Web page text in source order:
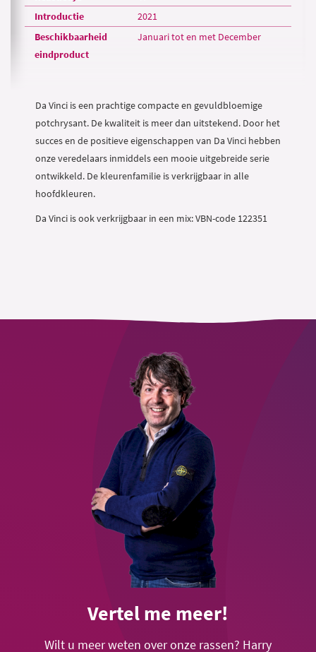
Introductie
2021
Beschikbaarheid
eindproduct
Januari tot en met December
Da Vinci is een prachtige compacte en gevuldbloemige
potchrysant. De kwaliteit is meer dan uitstekend. Door het
succes en de positieve eigenschappen van Da Vinci hebben
onze veredelaars inmiddels een mooie uitgebreide serie
ontwikkeld. De kleurenfamilie is verkrijgbaar in alle
hoofdkleuren.
Da Vinci is ook verkrijgbaar in een mix: VBN-code 122351
Vertel me meer!
Wilt u meer weten over onze rassen? Harry